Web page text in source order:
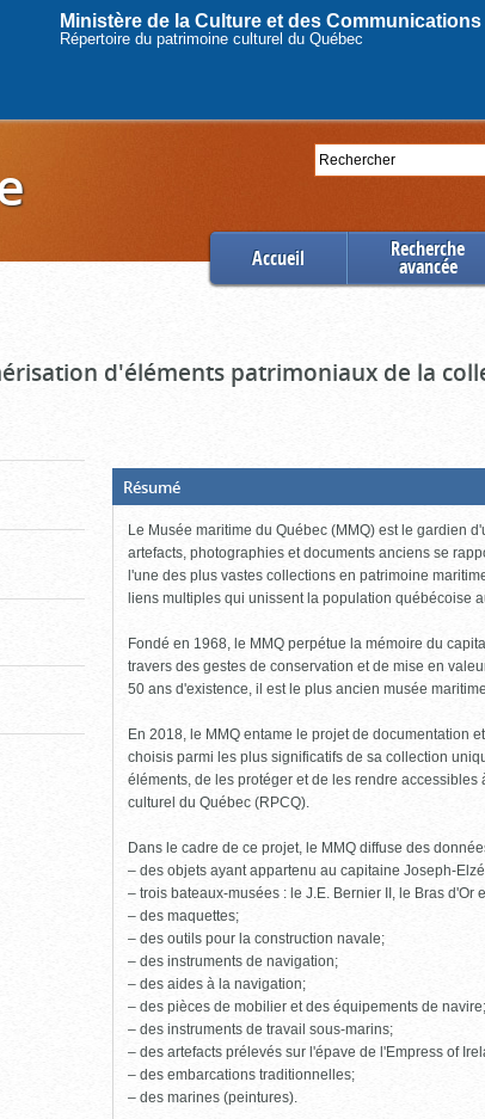
Ministère de la Culture et des Communications
Répertoire du patrimoine culturel du Québec
Rechercher
Accueil Recherche
avancée
d'éléments patrimoniaux de la
Résumé(Boite
ouverte,
cliquer
pour
fermer)
Le Musée maritime du Québec (MMQ) est le gardien
artefacts, photographies et documents anciens se
l'une des plus vastes collections en patrimoine
liens multiples qui unissent la population québécoise
Fondé en 1968, le MMQ perpétue la mémoire du
travers des gestes de conservation et de mise en
50 ans d'existence, il est le plus ancien musée
En 2018, le MMQ entame le projet de documentation
choisis parmi les plus significatifs de sa collection
éléments, de les protéger et de les rendre
culturel du Québec (RPCQ).
Dans le cadre de ce projet, le MMQ diffuse des
– des objets ayant appartenu au capitaine Joseph-
– trois bateaux-musées : le J.E. Bernier II, le Bras d'Or
– des maquettes;
– des outils pour la construction navale;
– des instruments de navigation;
– des aides à la navigation;
– des pièces de mobilier et des équipements de navire;
– des instruments de travail sous-marins;
– des artefacts prélevés sur l'épave de l'Empress of
– des embarcations traditionnelles;
– des marines (peintures).